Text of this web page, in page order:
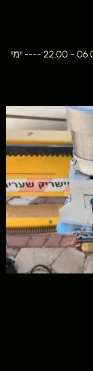
ראשון עד חמישי: 06.00 - 22.00 ---- ימי